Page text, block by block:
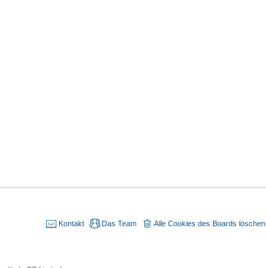
Alle Cookies des Boards löschen
Das Team
Kontakt